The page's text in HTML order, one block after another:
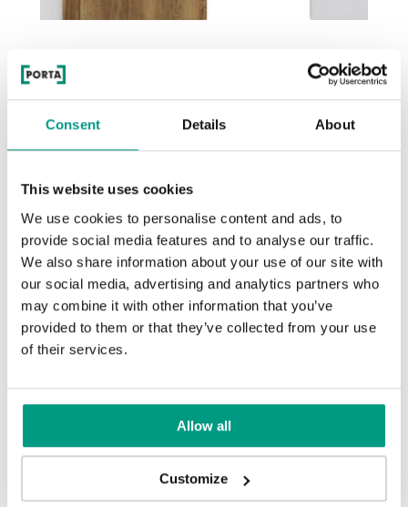
Consent Details About
This website uses cookies
We use cookies to personalise content and ads, to
provide social media features and to analyse our traffic.
We also share information about your use of our site with
our social media, advertising and analytics partners who
may combine it with other information that you’ve
provided to them or that they’ve collected from your use
of their services.
Allow all
Customize